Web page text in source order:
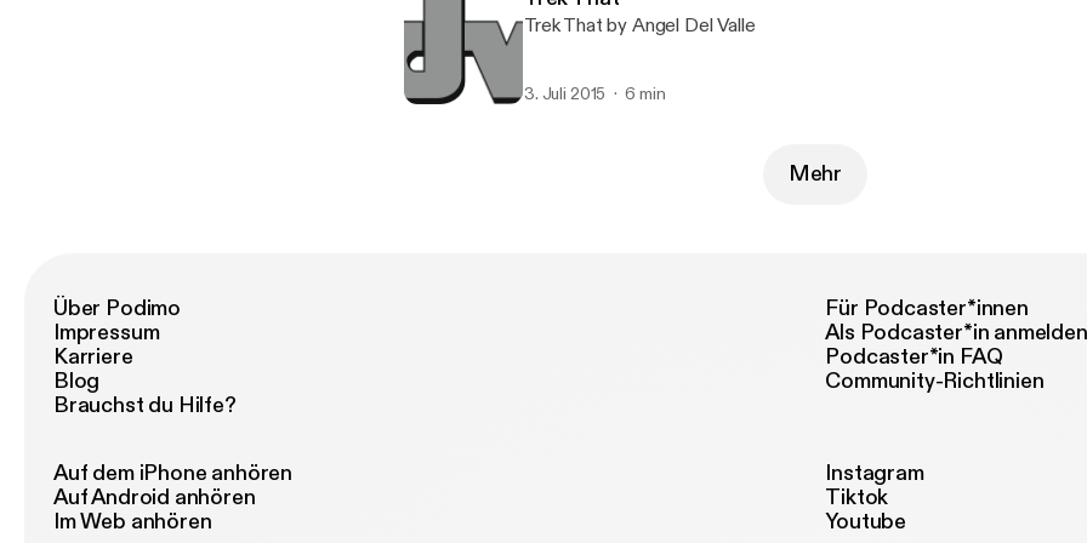
Trek That by Angel Del Valle
3. Juli 2015 6 min
Mehr
Über Podimo
Impressum
Karriere
Blog
Brauchst du Hilfe?
Für Podcaster*innen
Als Podcaster*in anmelden
Podcaster*in FAQ
Community-Richtlinien
Auf dem iPhone anhören
Auf Android anhören
Im Web anhören
Instagram
Tiktok
Youtube